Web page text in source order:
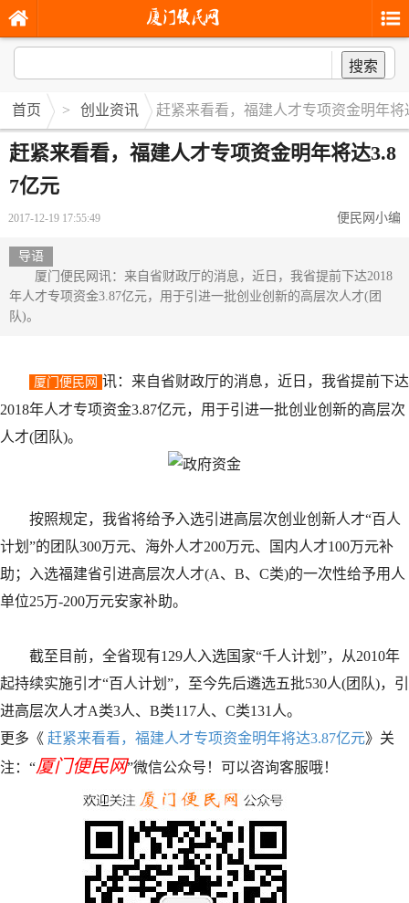
搜索
首页 > 创业资讯 赶紧来看看，福建人才专项资金明年将
赶紧来看看，福建人才专项资金明年将达3.8
7亿元
2017-12-19 17:55:49 便民网小编
导语
厦门便民网讯：来自省财政厅的消息，近日，我省提前下达2018
年人才专项资金3.87亿元，用于引进一批创业创新的高层次人才(团
队)。
厦门便民网 讯：来自省财政厅的消息，近日，我省提前下达
2018年人才专项资金3.87亿元，用于引进一批创业创新的高层次
人才(团队)。
按照规定，我省将给予入选引进高层次创业创新人才“百人
计划”的团队300万元、海外人才200万元、国内人才100万元补
助；入选福建省引进高层次人才(A、B、C类)的一次性给予用人
单位25万-200万元安家补助。
截至目前，全省现有129人入选国家“千人计划”，从2010年
起持续实施引才“百人计划”，至今先后遴选五批530人(团队)，引
进高层次人才A类3人、B类117人、C类131人。
更多《 赶紧来看看，福建人才专项资金明年将达3.87亿元》关
注：“厦门便民网”微信公众号！可以咨询客服哦！